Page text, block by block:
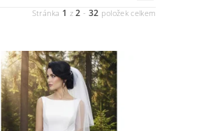
Stránka 1 z2 - 32 položek celkem